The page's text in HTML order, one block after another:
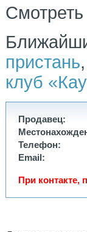
пристань
клуб
Продавец:
Телефон:
Email:
При контакте,